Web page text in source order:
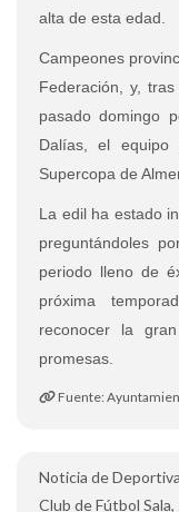
alta de esta edad.
Campeones
Federación, y,
pasado domingo
Dalías, el equipo
Supercopa de
La edil ha estado
preguntándoles
periodo lleno de
próxima
reconocer la
promesas.
Fuente:
Noticia de
Club de Fútbol